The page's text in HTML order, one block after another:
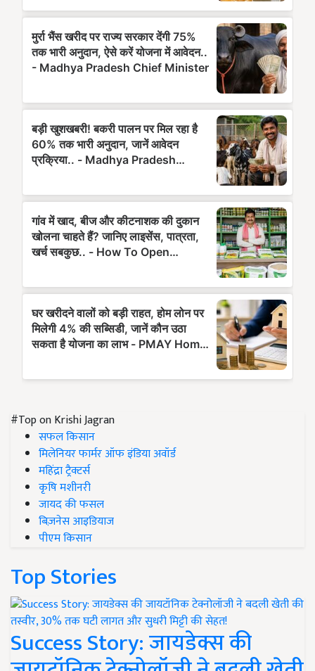
#Top on Krishi Jagran
सफल किसान
मिलेनियर फार्मर ऑफ इंडिया अवॉर्ड
महिंद्रा ट्रैक्टर्स
कृषि मशीनरी
जायद की फसल
बिज़नेस आइडियाज
पीएम किसान
Top Stories
Success Story: जायडेक्स की